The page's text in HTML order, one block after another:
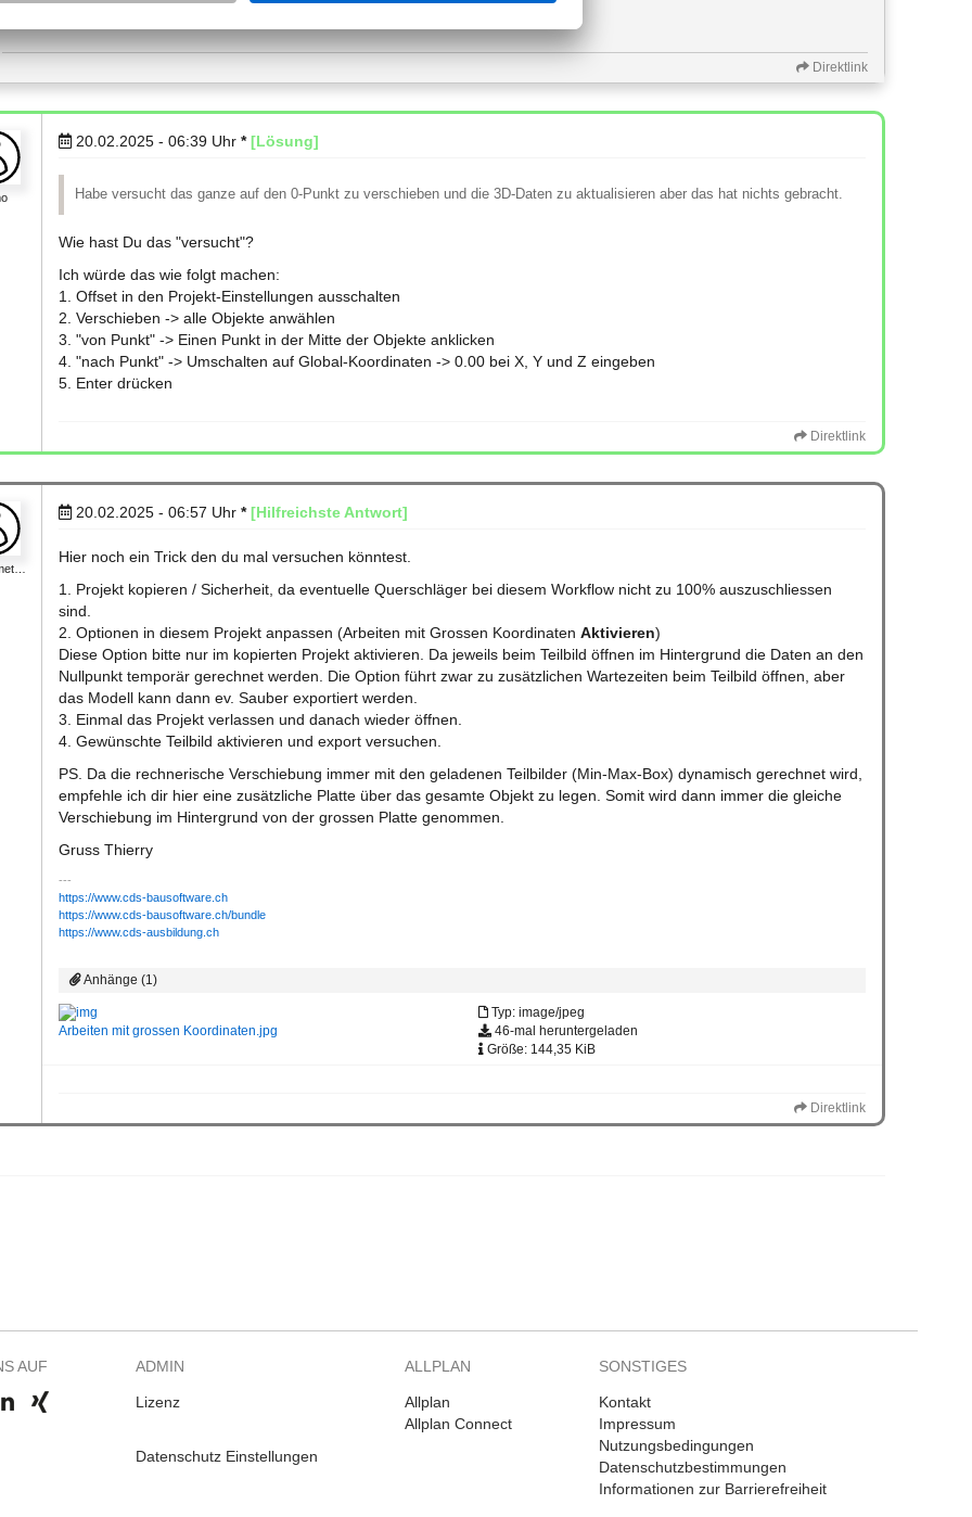
Direktlink
20.02.2025 - 06:39 Uhr * [Lösung]
Habe versucht das ganze auf den 0-Punkt zu verschieben und die 3D-Daten zu aktualisieren aber das hat nichts gebracht.
Wie hast Du das "versucht"?
Ich würde das wie folgt machen:
1. Offset in den Projekt-Einstellungen ausschalten
2. Verschieben -> alle Objekte anwählen
3. "von Punkt" -> Einen Punkt in der Mitte der Objekte anklicken
4. "nach Punkt" -> Umschalten auf Global-Koordinaten -> 0.00 bei X, Y und Z eingeben
5. Enter drücken
Direktlink
20.02.2025 - 06:57 Uhr * [Hilfreichste Antwort]
Hier noch ein Trick den du mal versuchen könntest.
1. Projekt kopieren / Sicherheit, da eventuelle Querschläger bei diesem Workflow nicht zu 100% auszuschliessen
sind.
2. Optionen in diesem Projekt anpassen (Arbeiten mit Grossen Koordinaten Aktivieren)
Diese Option bitte nur im kopierten Projekt aktivieren. Da jeweils beim Teilbild öffnen im Hintergrund die Daten an den
Nullpunkt temporär gerechnet werden. Die Option führt zwar zu zusätzlichen Wartezeiten beim Teilbild öffnen, aber
das Modell kann dann ev. Sauber exportiert werden.
3. Einmal das Projekt verlassen und danach wieder öffnen.
4. Gewünschte Teilbild aktivieren und export versuchen.
PS. Da die rechnerische Verschiebung immer mit den geladenen Teilbilder (Min-Max-Box) dynamisch gerechnet wird,
empfehle ich dir hier eine zusätzliche Platte über das gesamte Objekt zu legen. Somit wird dann immer die gleiche
Verschiebung im Hintergrund von der grossen Platte genommen.
Gruss Thierry
https://www.cds-bausoftware.ch
https://www.cds-bausoftware.ch/bundle
https://www.cds-ausbildung.ch
Anhänge (1)
Arbeiten mit grossen Koordinaten.jpg
Typ: image/jpeg
46-mal heruntergeladen
Größe: 144,35 KiB
Direktlink
AUF ADMIN
Lizenz
Datenschutz Einstellungen
ALLPLAN
Allplan
Allplan Connect
SONSTIGES
Kontakt
Impressum
Nutzungsbedingungen
Datenschutzbestimmungen
Informationen zur Barrierefreiheit